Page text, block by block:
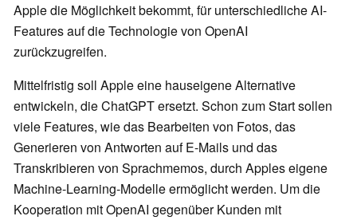
Apple die Möglichkeit bekommt, für unterschiedliche AI-
Features auf die Technologie von OpenAI
zurückzugreifen.
Mittelfristig soll Apple eine hauseigene Alternative
entwickeln, die ChatGPT ersetzt. Schon zum Start sollen
viele Features, wie das Bearbeiten von Fotos, das
Generieren von Antworten auf E-Mails und das
Transkribieren von Sprachmemos, durch Apples eigene
Machine-Learning-Modelle ermöglicht werden. Um die
Kooperation mit OpenAI gegenüber Kunden mit